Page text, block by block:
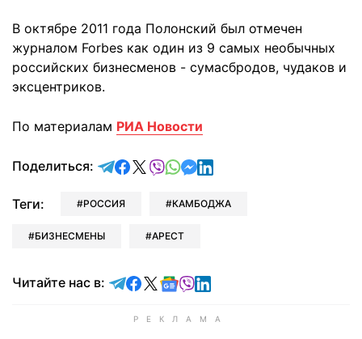
В октябре 2011 года Полонский был отмечен
журналом Forbes как один из 9 самых необычных
российских бизнесменов - сумасбродов, чудаков и
эксцентриков.
По материалам РИА Новости
Поделиться: отправить в Telegram
поделиться в Facebook
поделиться в X
отправить в Viber
отправить в Whatsapp
отправить в Messenger
отправить в LinkedIn
Теги: РОССИЯ КАМБОДЖА
БИЗНЕСМЕНЫ АРЕСТ
Читайте нас в: Читайте в Telegram
Читайте в Facebook
Читайте в X
Читайте в Google news
Читайте в Viber
Читайте в LinkedIn